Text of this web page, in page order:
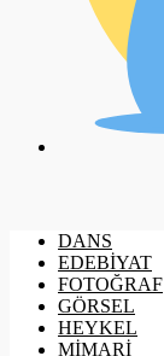
DANS
EDEBİYAT
FOTOĞRAF
GÖRSEL
HEYKEL
MİMARİ